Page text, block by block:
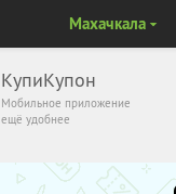
КупиКупон
Мобильное приложение
ещё удобнее
Махачкала